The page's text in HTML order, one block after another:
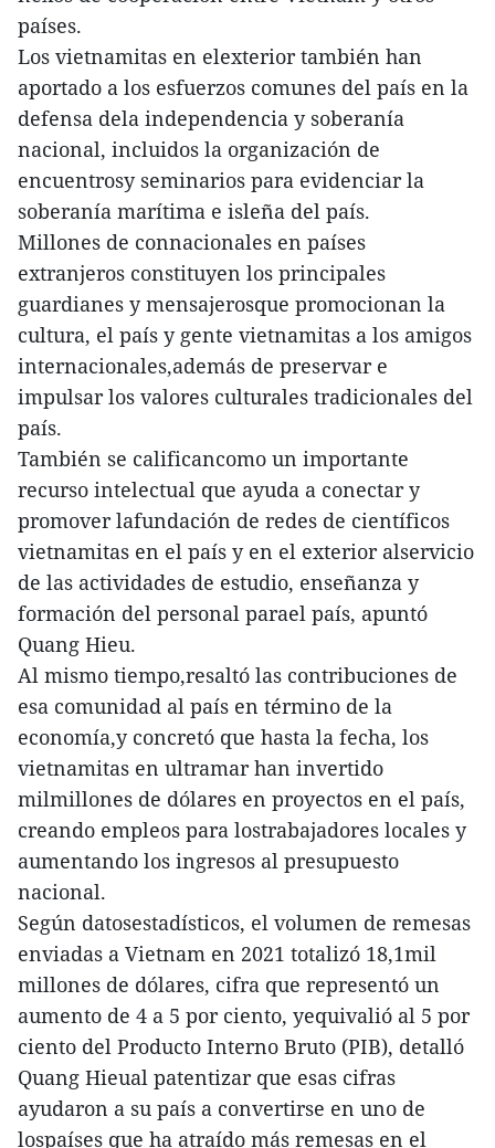
países.
Los vietnamitas en elexterior también han
aportado a los esfuerzos comunes del país en la
defensa dela independencia y soberanía
nacional, incluidos la organización de
encuentrosy seminarios para evidenciar la
soberanía marítima e isleña del país.
Millones de connacionales en países
extranjeros constituyen los principales
guardianes y mensajerosque promocionan la
cultura, el país y gente vietnamitas a los amigos
internacionales,además de preservar e
impulsar los valores culturales tradicionales del
país.
También se calificancomo un importante
recurso intelectual que ayuda a conectar y
promover lafundación de redes de científicos
vietnamitas en el país y en el exterior alservicio
de las actividades de estudio, enseñanza y
formación del personal parael país, apuntó
Quang Hieu.
Al mismo tiempo,resaltó las contribuciones de
esa comunidad al país en término de la
economía,y concretó que hasta la fecha, los
vietnamitas en ultramar han invertido
milmillones de dólares en proyectos en el país,
creando empleos para lostrabajadores locales y
aumentando los ingresos al presupuesto
nacional.
Según datosestadísticos, el volumen de remesas
enviadas a Vietnam en 2021 totalizó 18,1mil
millones de dólares, cifra que representó un
aumento de 4 a 5 por ciento, yequivalió al 5 por
ciento del Producto Interno Bruto (PIB), detalló
Quang Hieual patentizar que esas cifras
ayudaron a su país a convertirse en uno de
lospaíses que ha atraído más remesas en el